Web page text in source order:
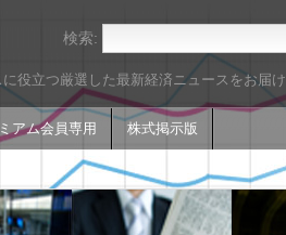
役立つ厳選した最新経済ニュースをお届け
アム会員専用 株式掲示版
検索: